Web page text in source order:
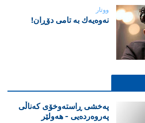
ووتار
نه‌وه‌یه‌ك به‌ تامی دۆڕان!
پەخشی ڕاستەوخۆی کەناڵی
پەروەردەیی - هەولێر